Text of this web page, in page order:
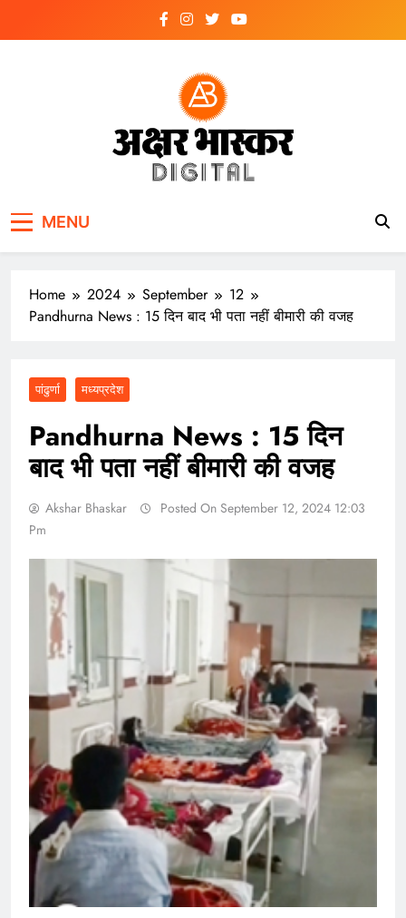
MENU
Home 2024 September
12
Pandhurna News : 15 दिन बाद भी पता नहीं बीमारी की वजह
पांढुर्णा मध्यप्रदेश
Pandhurna News : 15 दिन
बाद भी पता नहीं बीमारी की वजह
Akshar Bhaskar
Posted On September 12, 2024 12:03
Pm